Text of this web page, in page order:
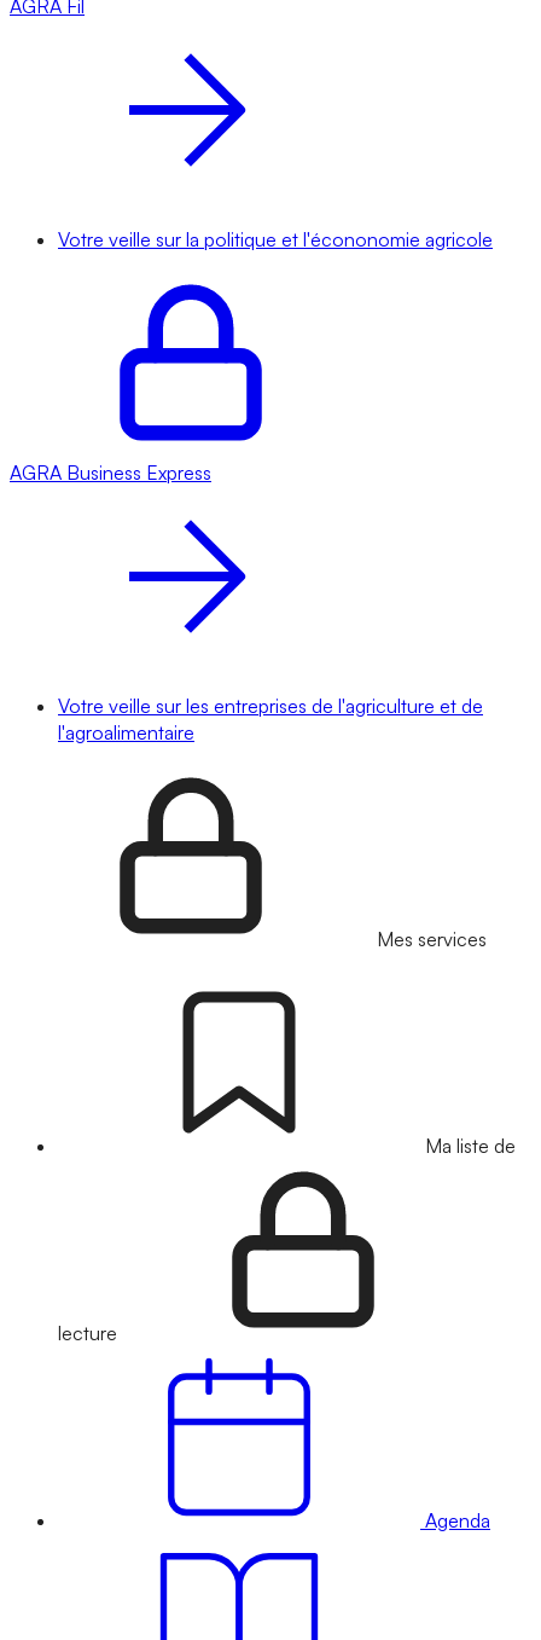
AGRA Fil
Votre veille sur la politique et l'écononomie agricole
AGRA Business Express
Votre veille sur les entreprises de l'agriculture et de
l'agroalimentaire
Mes services
Ma liste de
lecture
Agenda